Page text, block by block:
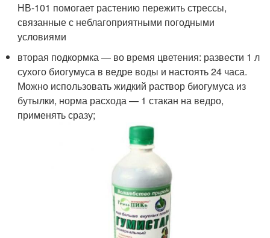
НВ-101 помогает растению пережить стрессы,
связанные с неблагоприятными погодными
условиями
вторая подкормка — во время цветения: развести 1 л
сухого биогумуса в ведре воды и настоять 24 часа.
Можно использовать жидкий раствор биогумуса из
бутылки, норма расхода — 1 стакан на ведро,
применять сразу;